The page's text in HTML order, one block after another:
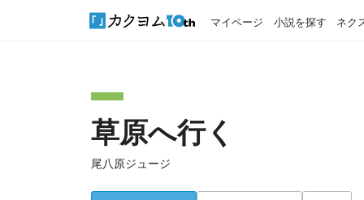
マイページ 小説を探す ネク
草原へ行く
尾八原ジュージ